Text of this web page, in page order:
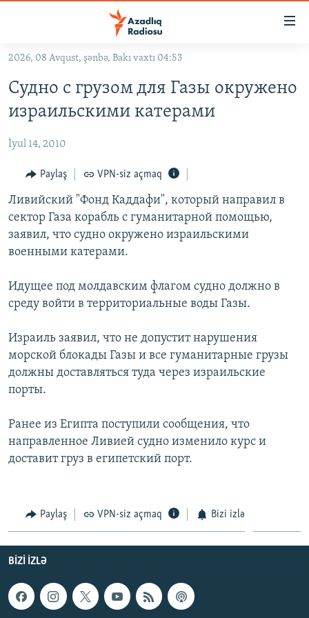
Əsas
qayıt
Əsas
naviqasiyaya
qayıt
#İZAHLA
KORRUPSIOMETR
#ƏSLINDƏ
FƏRQƏ BAX
QANUNI DOĞRU
ARAŞDIRMA
MULTIMEDIA
FOTOQALEREYA
KARIKATURA
OXU ZALI
İSLAM VƏ DEMOKRATIYA
İZ - MƏDƏNIYYƏT PROQRAMI
HAQQIMIZDA
PEŞƏ ETIKASI VƏ JURNALISTIKA STANDARTLARIMIZ
MATERIALLARIMIZDAN ISTIFADƏ
AZADLIQRADIOSU MOBIL TELEFONUNUZDA
BIZIMLƏ ƏLAQƏ
XƏBƏR BÜLLETENLƏRIMIZ
BIZI IZLƏ
RFE/RL-in bütün saytları
2026, 08 Avqust, şənbə, Bakı vaxtı 04:53
Судно с грузом для Газы окружено
израильскими катерами
İyul 14, 2010
Paylaş VPN-siz açmaq
Ливийский "Фонд Каддафи", который направил в
сектор Газа корабль с гуманитарной помощью,
заявил, что судно окружено израильскими
военными катерами.
Идущее под молдавским флагом судно должно в
среду войти в территориальные воды Газы.
Израиль заявил, что не допустит нарушения
морской блокады Газы и все гуманитарные грузы
должны доставляться туда через израильские
порты.
Ранее из Египта поступили сообщения, что
направленное Ливией судно изменило курс и
доставит груз в египетский порт.
Paylaş VPN-siz açmaq Bizi izlə
BIZI IZLƏ